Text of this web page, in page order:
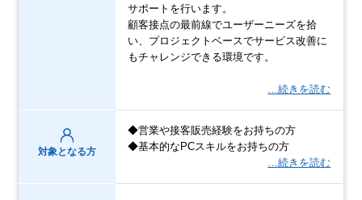
サポートを行います。
顧客接点の最前線でユーザーニーズを拾
い、プロジェクトベースでサービス改善に
もチャレンジできる環境です。
…続きを読む
対象となる方
◆営業や接客販売経験をお持ちの方
◆基本的なPCスキルをお持ちの方
…続きを読む